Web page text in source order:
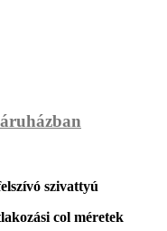
szivattyú
col méretek